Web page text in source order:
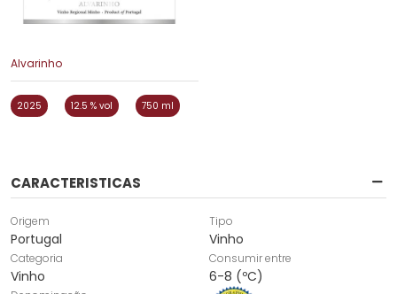
Alvarinho
2025 12.5 % vol 750 ml
CARACTERISTICAS
Origem
Portugal
Tipo
Vinho
Categoria
Vinho
Consumir entre
6-8 (ºC)